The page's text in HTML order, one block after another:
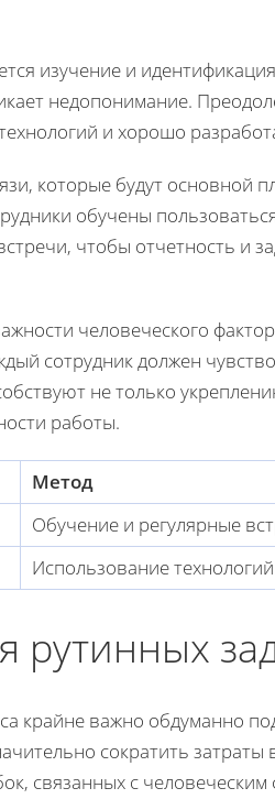
изучение и
недопонимание.
и хорошо
которые будут основной
обучены
чтобы отчетность и
человеческого
сотрудник должен
не только
работы.
Метод
Обучение и регулярные
Использование
рутинных
крайне важно обдуманно
сократить
связанных с человеческим